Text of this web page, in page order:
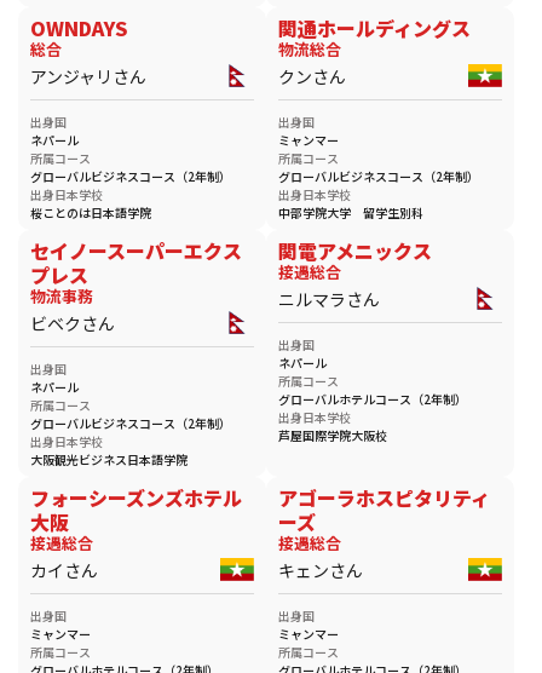
OWNDAYS
総合
アンジャリさん
出身国
ネパール
所属コース
グローバルビジネスコース（2年制）
出身日本学校
桜ことのは日本語学院
関通ホールディングス
物流総合
クンさん
出身国
ミャンマー
所属コース
グローバルビジネスコース（2年制）
出身日本学校
中部学院大学 留学生別科
セイノースーパーエクス
プレス
物流事務
ビベクさん
出身国
ネパール
所属コース
グローバルビジネスコース（2年制）
出身日本学校
大阪観光ビジネス日本語学院
関電アメニックス
接遇総合
ニルマラさん
出身国
ネパール
所属コース
グローバルホテルコース（2年制）
出身日本学校
芦屋国際学院大阪校
フォーシーズンズホテル
大阪
接遇総合
カイさん
出身国
ミャンマー
所属コース
アゴーラホスピタリティ
ーズ
接遇総合
キェンさん
出身国
ミャンマー
所属コース